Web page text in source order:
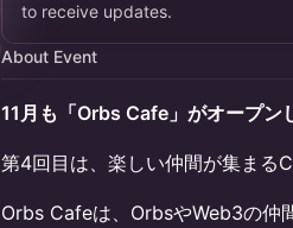
to receive updates.
About Event
11月も「Orbs Cafe」がオープン
第4回目は、楽しい仲間が集まる
​Orbs Cafeは、OrbsやWeb3の仲